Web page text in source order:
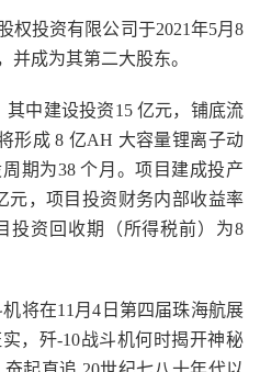
权投资有限公司于2021年5月8
并成为其第二大股东。
中建设投资15 亿元，铺底流
形成 8 亿AH 大容量锂离子动
期为38 个月。项目建成投产
元，项目投资财务内部收益率
投资回收期（所得税前）为8
将在11月4日第四届珠海航展
，歼-10战斗机何时揭开神秘